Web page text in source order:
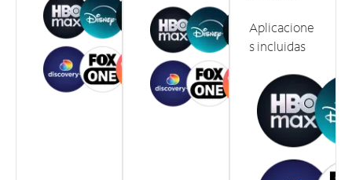
Aplicacione
s incluidas